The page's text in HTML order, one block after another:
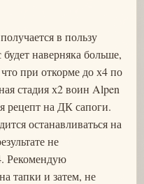
в пользу
наверняка больше,
при откорме до х4 по
стадия х2 воин Alpen
рецепт на ДК сапоги.
останавливаться на
не
Рекомендую
тапки и затем, не